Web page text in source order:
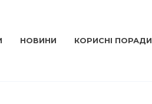
НОВИНИ КОРИСНІ ПОРАДИ